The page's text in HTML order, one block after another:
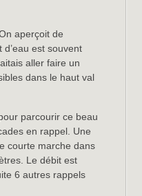
aperçoit de
est souvent
aller faire un
dans le haut val
parcourir ce beau
en rappel. Une
courte marche dans
Le débit est
6 autres rappels